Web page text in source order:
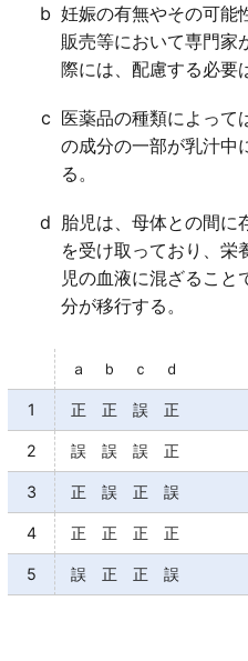
b 妊娠の有無やその可能
販売等において専門家
際には、配慮する必要
c 医薬品の種類によって
の成分の一部が乳汁中
る。
d 胎児は、母体との間に
を受け取っており、栄
児の血液に混ざること
分が移行する。
ａ ｂ ｃ ｄ
1 正 正 誤 正
2 誤 誤 誤 正
3 正 誤 正 誤
4 正 正 正 正
5 誤 正 正 誤